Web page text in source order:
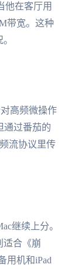
他在客厅用
带宽。这种
高频微操作
通过番茄的
流协议里传
继续上分。
适合《崩
用机和iPad